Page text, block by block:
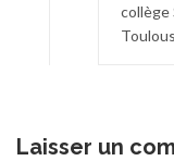
collège
Laisser un